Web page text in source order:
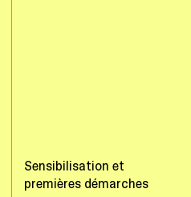
Sensibilisation et
premières démarches